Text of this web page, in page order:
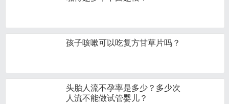
孩子咳嗽可以吃复方甘草片吗？
头胎人流不孕率是多少？多少次
人流不能做试管婴儿？